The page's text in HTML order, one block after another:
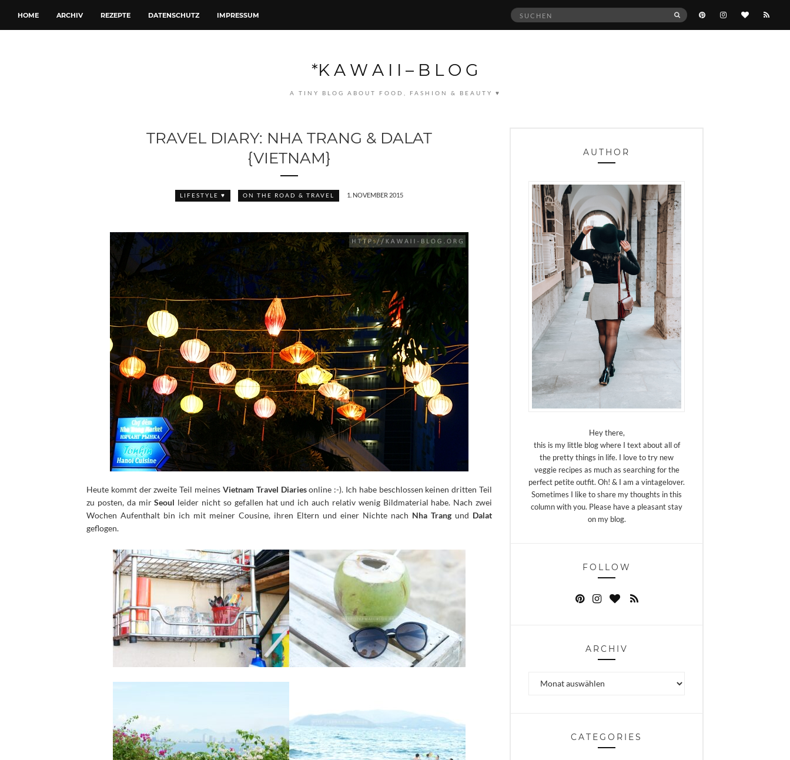
HOME ARCHIV REZEPTE DATENSCHUTZ IMPRESSUM
Suche
SUCHEN
*K A W A I I – B L O G
A TINY BLOG ABOUT FOOD, FASHION & BEAUTY ♥
TRAVEL DIARY: NHA TRANG & DALAT
{VIETNAM}
LIFESTYLE ♥ ON THE ROAD & TRAVEL 1. NOVEMBER 2015
Heute kommt der zweite Teil meines Vietnam Travel Diariesonline :-). Ich habe beschlossen keinen dritten Teil
zu posten, da mirSeoul leider nicht so gefallen hat und ich auch relativ wenig Bildmaterial habe. Nach zwei
Wochen Aufenthalt bin ich mit meiner Cousine, ihren Eltern und einer Nichte nach Nha Trang und Dalat
geflogen.
AUTHOR
Hey there,
this is my little blog where I text about all of
the pretty things in life. I love to try new
veggie recipes as much as searching for the
perfect petite outfit. Oh! & I am a vintagelover.
Sometimes I like to share my thoughts in this
column with you. Please have a pleasant stay
on my blog.
FOLLOW
ARCHIV
CATEGORIES